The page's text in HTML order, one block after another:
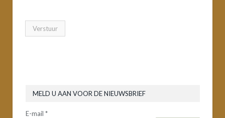
MELD U AAN VOOR DE NIEUWSBRIEF
E-mail *